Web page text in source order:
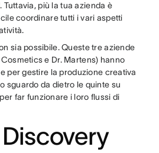
più la tua azienda è
coordinare tutti i vari aspetti
sia possibile. Queste tre aziende
e Dr. Martens) hanno
per gestire la produzione creativa
sguardo da dietro le quinte su
per far funzionare i loro flussi di